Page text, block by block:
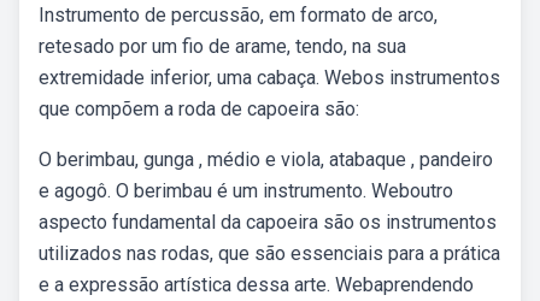
Instrumento de percussão, em formato de arco,
retesado por um fio de arame, tendo, na sua
extremidade inferior, uma cabaça. Webos instrumentos
que compõem a roda de capoeira são:
O berimbau, gunga , médio e viola, atabaque , pandeiro
e agogô. O berimbau é um instrumento. Weboutro
aspecto fundamental da capoeira são os instrumentos
utilizados nas rodas, que são essenciais para a prática
e a expressão artística dessa arte. Webaprendendo